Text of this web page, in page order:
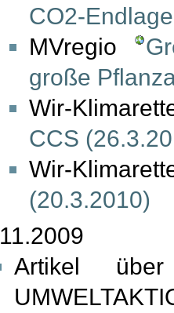
CO2-
MVregio
große
Wir-
CCS
Wir-
(20.3.2010)
11.2009
Artikel